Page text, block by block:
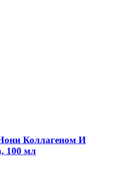
Коллагеном И
100 мл